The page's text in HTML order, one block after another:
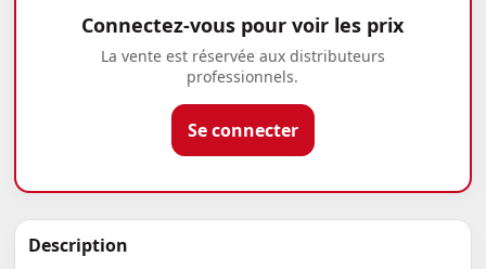
Connectez-vous pour voir les prix
La vente est réservée aux distributeurs
professionnels.
Se connecter
Description